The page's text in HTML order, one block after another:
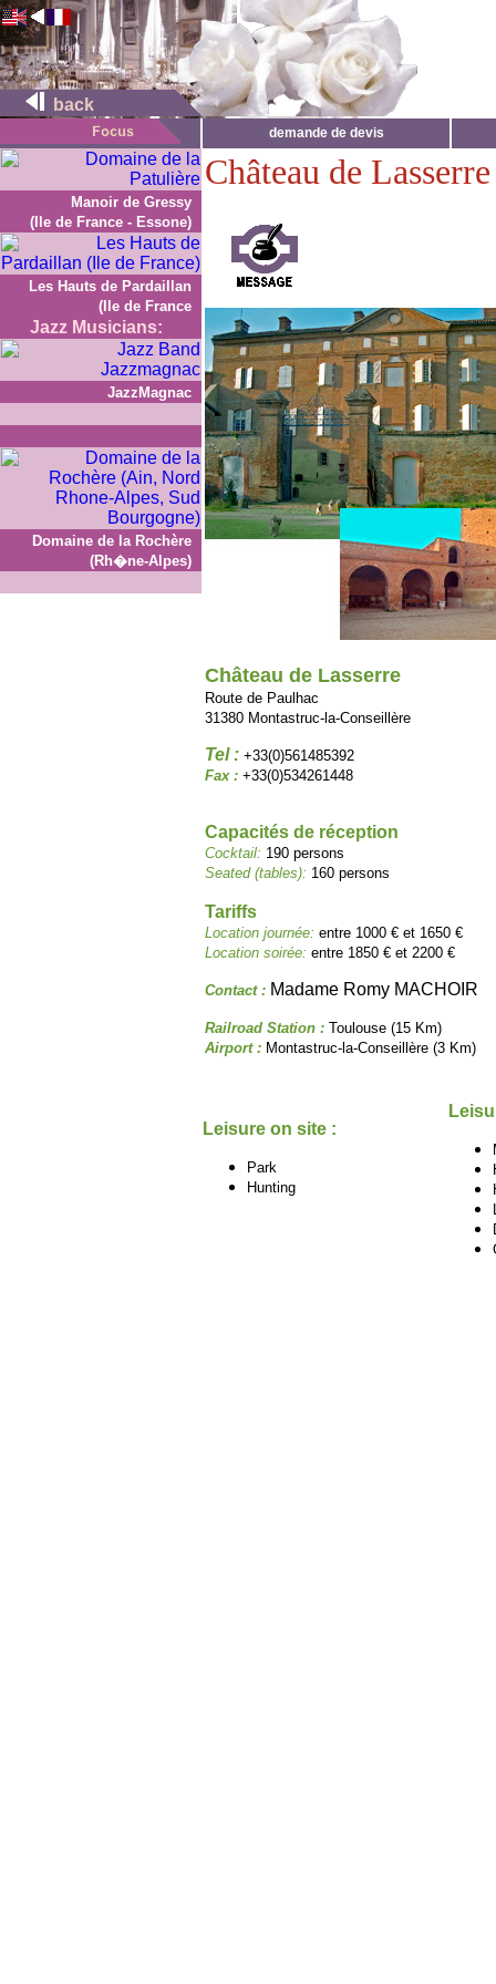
back
demande de devis
Manoir de Gressy
(Ile de France - Essone)
Les Hauts de Pardaillan
(Ile de France
Jazz Musicians:
JazzMagnac
Domaine de la Rochère
(Rh�ne-Alpes)
Château de Lasserre
Château de Lasserre
Route de Paulhac
31380 Montastruc-la-Conseillère
Tel : +33(0)561485392
Fax : +33(0)534261448
Capacités de réception
Cocktail: 190 persons
Seated (tables): 160 persons
Tariffs
Location journée: entre 1000 € et 1650 €
Location soirée: entre 1850 € et 2200 €
Contact : Madame Romy MACHOIR
Railroad Station : Toulouse (15 Km)
Airport : Montastruc-la-Conseillère (3 Km)
Leisure on site :
Park
Hunting